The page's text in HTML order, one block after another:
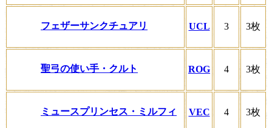
フェザーサンクチュアリ UCL 3 3枚
聖弓の使い手・クルト ROG 4 3枚
ミュースプリンセス・ミルフィ VEC 4 3枚